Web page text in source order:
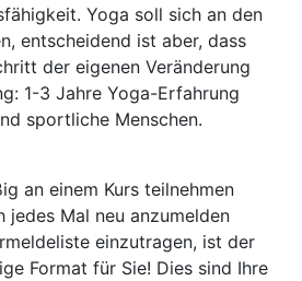
Yoga soll sich an den
entscheidend ist aber, dass
der eigenen Verän­derung
1-3 Jahre Yoga-Erfahrung
sportliche Menschen.
an einem Kurs teilnehmen
jedes Mal neu anzumelden
einzutragen, ist der
Format für Sie! Dies sind Ihre